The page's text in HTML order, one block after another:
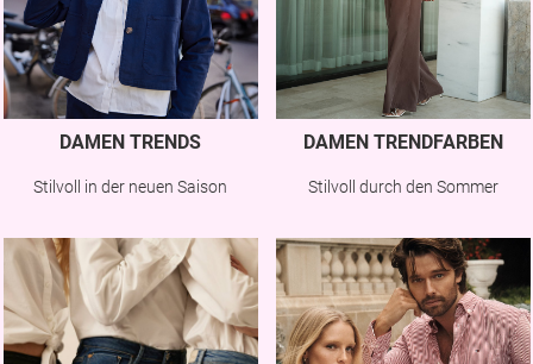
DAMEN TRENDS
Stilvoll in der neuen Saison
DAMEN TRENDFARBEN
Stilvoll durch den Sommer